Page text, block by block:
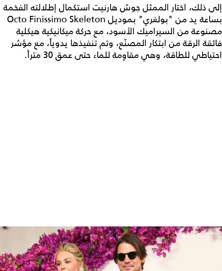
إلى ذلك، اختار الممثل جوش هارنيت استكمال إطلالته الفخمة
بساعة يد من "بولغري" بموديل Octo Finissimo Skeleton
مصنوعة من السيراميك الأسود، مع حركة ميكانيكية هيكلية
فائقة الرقة من ابتكار المصنّع، وتم تنفيذها يدوياً، مع مؤشر
احتياطي للطاقة، وهي مقاوِمة للماء حتى عمق 30 متراً.